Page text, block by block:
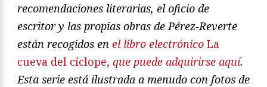
recomendaciones literarias, el oficio de
escritor y las propias obras de Pérez-Reverte
están recogidos en el libro electrónico La
cueva del cíclope, que puede adquirirse aquí.
Esta serie está ilustrada a menudo con fotos de